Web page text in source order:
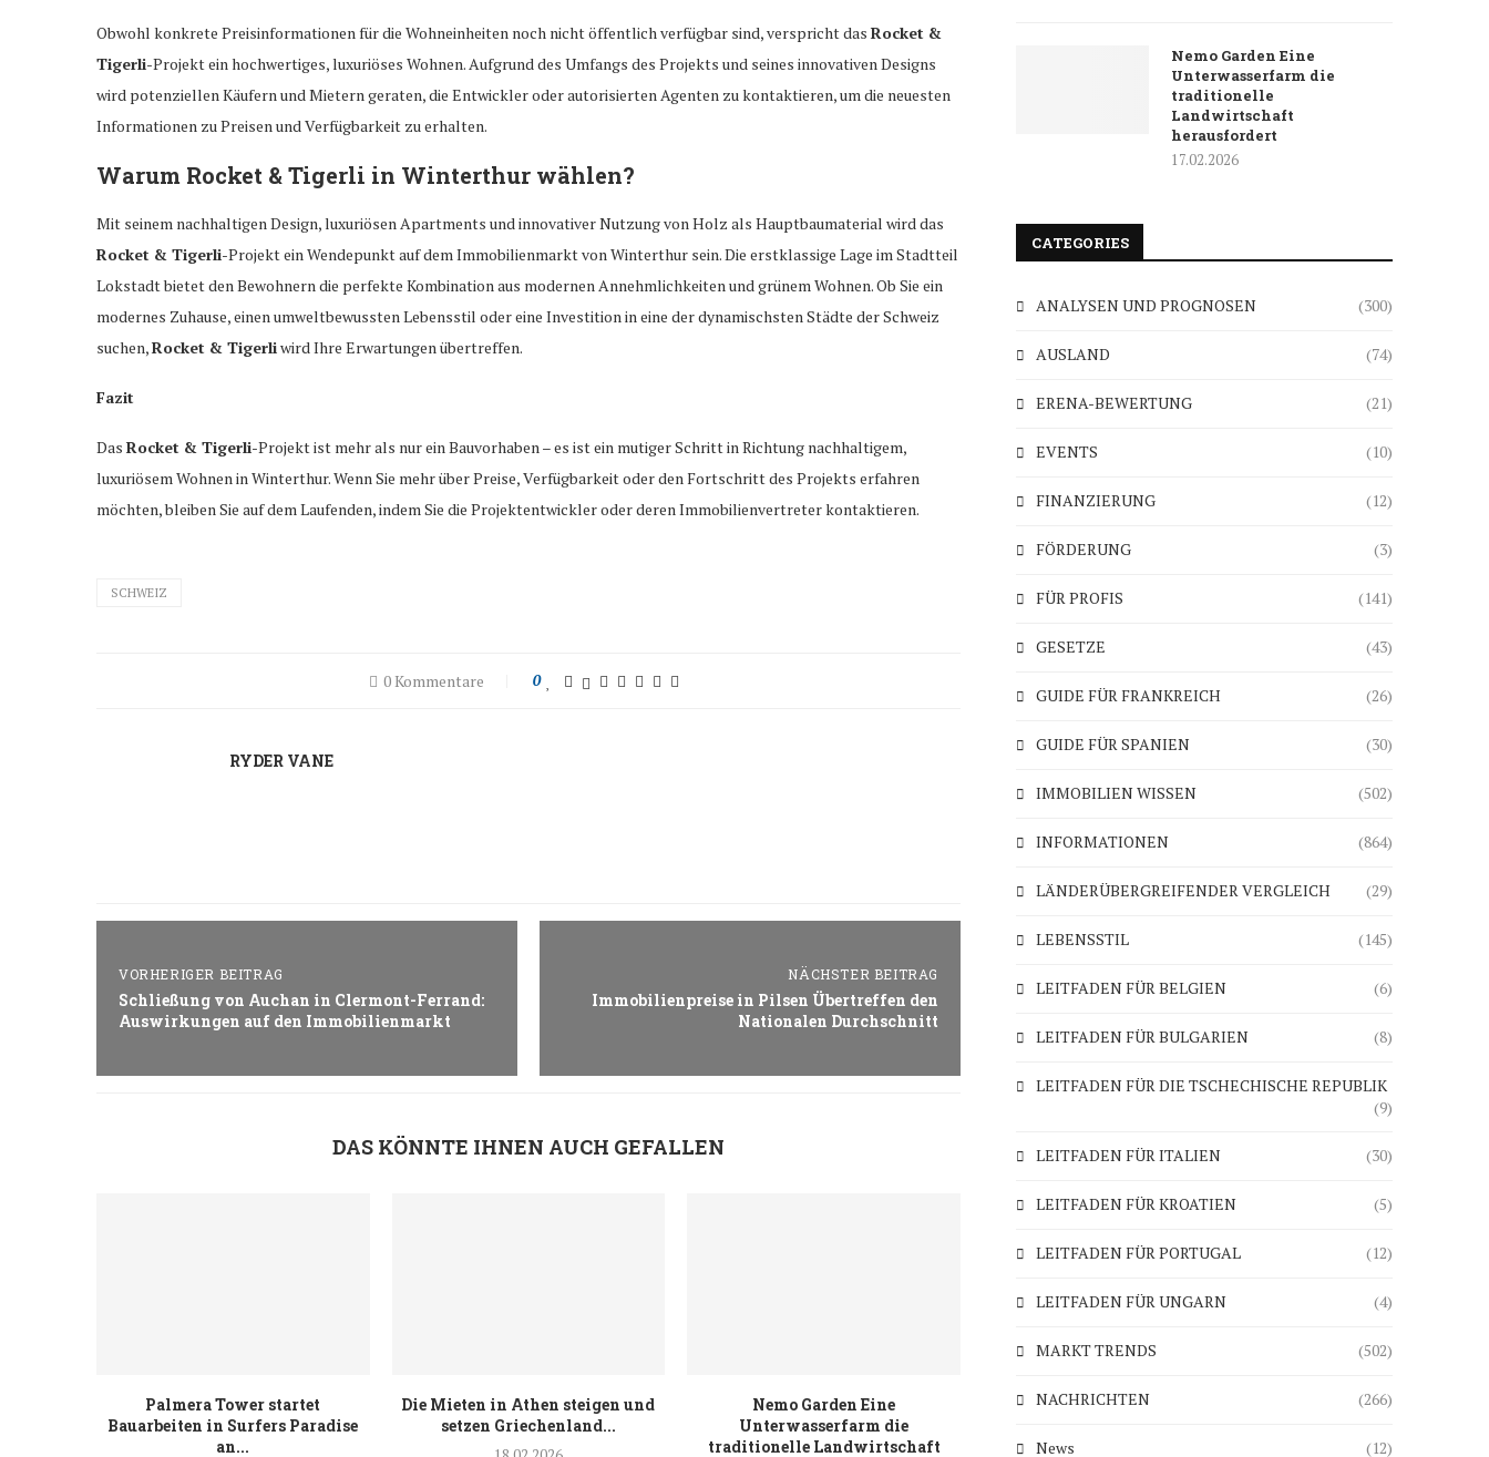
Obwohl konkrete Preisinformationen für die Wohneinheiten noch nicht öffentlich verfügbar sind, verspricht das Rocket &
Tigerli-Projekt ein hochwertiges, luxuriöses Wohnen. Aufgrund des Umfangs des Projekts und seines innovativen Designs
wird potenziellen Käufern und Mietern geraten, die Entwickler oder autorisierten Agenten zu kontaktieren, um die neuesten
Informationen zu Preisen und Verfügbarkeit zu erhalten.
Warum Rocket & Tigerli in Winterthur wählen?
Mit seinem nachhaltigen Design, luxuriösen Apartments und innovativer Nutzung von Holz als Hauptbaumaterial wird das
Rocket & Tigerli-Projekt ein Wendepunkt auf dem Immobilienmarkt von Winterthur sein. Die erstklassige Lage im Stadtteil
Lokstadt bietet den Bewohnern die perfekte Kombination aus modernen Annehmlichkeiten und grünem Wohnen. Ob Sie ein
modernes Zuhause, einen umweltbewussten Lebensstil oder eine Investition in eine der dynamischsten Städte der Schweiz
suchen,Rocket & Tigerliwird Ihre Erwartungen übertreffen.
Fazit
Das Rocket & Tigerli-Projekt ist mehr als nur ein Bauvorhaben – es ist ein mutiger Schritt in Richtung nachhaltigem,
luxuriösem Wohnen in Winterthur. Wenn Sie mehr über Preise, Verfügbarkeit oder den Fortschritt des Projekts erfahren
möchten, bleiben Sie auf dem Laufenden, indem Sie die Projektentwickler oder deren Immobilienvertreter kontaktieren.
SCHWEIZ
0 Kommentare 0
RYDER VANE
VORHERIGER BEITRAG
Schließung von Auchan in Clermont-Ferrand:
Auswirkungen auf den Immobilienmarkt
NÄCHSTER BEITRAG
Immobilienpreise in Pilsen Übertreffen den
Nationalen Durchschnitt
DAS KÖNNTE IHNEN AUCH GEFALLEN
Palmera Tower startet
Bauarbeiten in Surfers Paradise
an...
Die Mieten in Athen steigen und
setzen Griechenland...
Nemo Garden Eine
Unterwasserfarm die
traditionelle Landwirtschaft
Nemo Garden Eine
Unterwasserfarm die
traditionelle
Landwirtschaft
herausfordert
17.02.2026
CATEGORIES
ANALYSEN UND PROGNOSEN (300)
AUSLAND (74)
ERENA-BEWERTUNG (21)
EVENTS (10)
FINANZIERUNG (12)
FÖRDERUNG (3)
FÜR PROFIS (141)
GESETZE (43)
GUIDE FÜR FRANKREICH (26)
GUIDE FÜR SPANIEN (30)
IMMOBILIEN WISSEN (502)
INFORMATIONEN (864)
LÄNDERÜBERGREIFENDER VERGLEICH (29)
LEBENSSTIL (145)
LEITFADEN FÜR BELGIEN (6)
LEITFADEN FÜR BULGARIEN (8)
LEITFADEN FÜR DIE TSCHECHISCHE REPUBLIK
(9)
LEITFADEN FÜR ITALIEN (30)
LEITFADEN FÜR KROATIEN (5)
LEITFADEN FÜR PORTUGAL (12)
LEITFADEN FÜR UNGARN (4)
MARKT TRENDS (502)
NACHRICHTEN (266)
News (12)